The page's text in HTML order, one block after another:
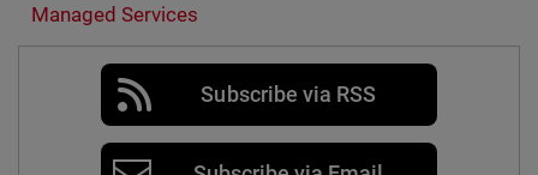
Managed Services
Subscribe via RSS